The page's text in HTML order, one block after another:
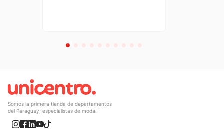
Somos la primera tienda de departamentos
del Paraguay, especialistas de moda.